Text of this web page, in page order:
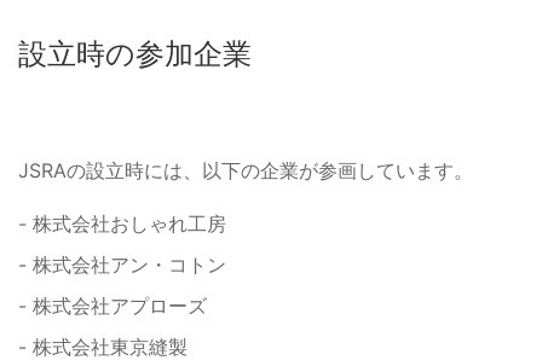
設立時の参加企業
JSRAの設立時には、以下の企業が参画しています。
- 株式会社おしゃれ工房
- 株式会社アン・コトン
- 株式会社アプローズ
- 株式会社東京縫製